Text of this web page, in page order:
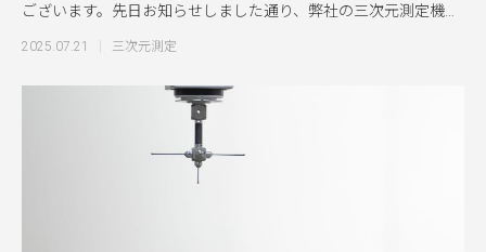
ございます。先日お知らせしました通り、弊社の三次元測定機は
導入
2025.07.21 三次元測定